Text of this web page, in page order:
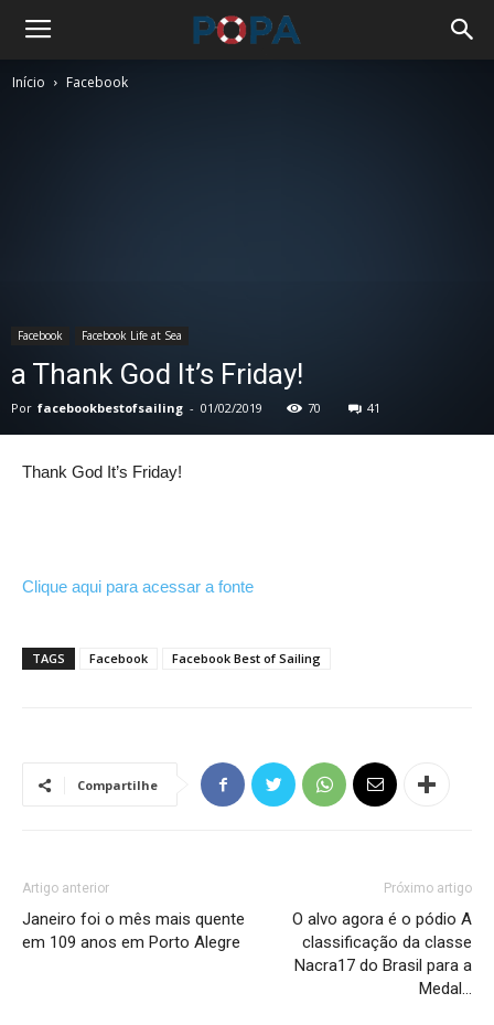
Início Facebook
Facebook Facebook Life at Sea
a Thank God It’s Friday!
Por facebookbestofsailing - 01/02/2019 70 41
Thank God It’s Friday!
Clique aqui para acessar a fonte
TAGS Facebook Facebook Best of Sailing
Compartilhe
Artigo anterior
Janeiro foi o mês mais quente
em 109 anos em Porto Alegre
Próximo artigo
O alvo agora é o pódio A
classificação da classe
Nacra17 do Brasil para a
Medal…